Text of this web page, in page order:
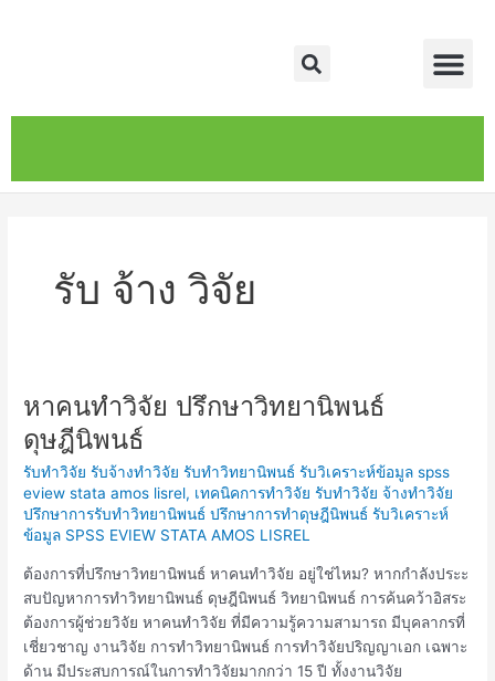
Search
รับ จ้าง วิจัย
หาคนทำวิจัย ปรึกษาวิทยานิพนธ์
ดุษฎีนิพนธ์
รับทำวิจัย รับจ้างทำวิจัย รับทำวิทยานิพนธ์ รับวิเคราะห์ข้อมูล spss
eview stata amos lisrel, เทคนิคการทำวิจัย รับทำวิจัย จ้างทำวิจัย
ปรึกษาการรับทำวิทยานิพนธ์ ปรึกษาการทำดุษฎีนิพนธ์ รับวิเคราะห์
ข้อมูล SPSS EVIEW STATA AMOS LISREL
ต้องการที่ปรึกษาวิทยานิพนธ์ หาคนทำวิจัย อยู่ใช่ไหม? หากกำลังประะ
สบปัญหาการทำวิทยานิพนธ์ ดุษฎีนิพนธ์ วิทยานิพนธ์ การค้นคว้าอิสระ
ต้องการผู้ช่วยวิจัย หาคนทำวิจัย ที่มีความรู้ความสามารถ มีบุคลากรที่
เชี่ยวชาญ งานวิจัย การทำวิทยานิพนธ์ การทำวิจัยปริญญาเอก เฉพาะ
ด้าน มีประสบการณ์ในการทำวิจัยมากกว่า 15 ปี ทั้งงานวิจัย
หา
ทำ
วิจัย
ปรึกษา
วิทยานิพนธ์
ดุษฎีนิพนธ์